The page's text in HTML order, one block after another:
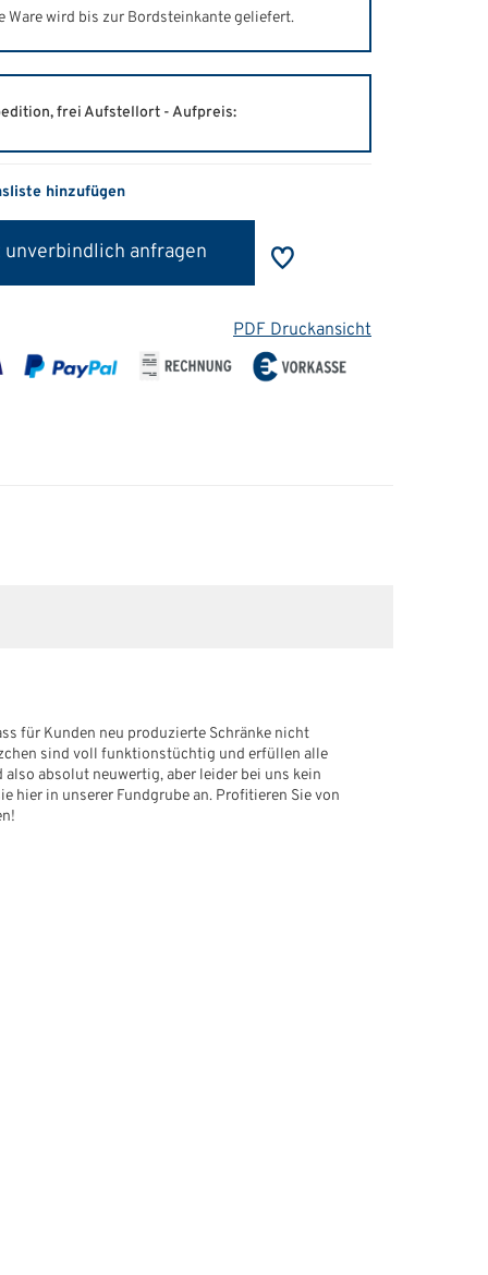
Ware wird bis zur Bordsteinkante geliefert.
frei Aufstellort - Aufpreis:
hinzufügen
anfragen
PDF Druckansicht
für Kunden neu produzierte Schränke nicht
sind voll funktionstüchtig und erfüllen alle
absolut neuwertig, aber leider bei uns kein
hier in unserer Fundgrube an. Profitieren Sie von